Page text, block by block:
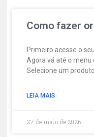
Como fazer
Primeiro acesse o
Agora vá até o
Selecione um
LEIA MAIS
27 de maio de 2026